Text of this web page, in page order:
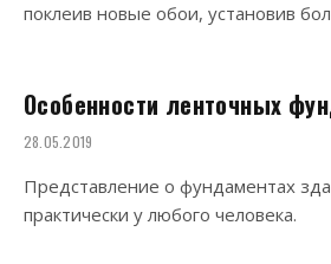
поклеив новые обои, установив
Особенности ленточных
28.05.2019
Представление о фундаментах
практически у любого человека.